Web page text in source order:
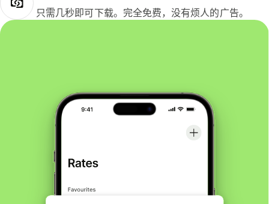
只需几秒即可下载。完全免费，没有烦人的广告。